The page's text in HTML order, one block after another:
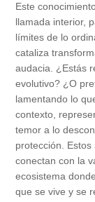
Este
llamada interior,
límites de lo
cataliza
audacia. ¿Estás
evolutivo? ¿O
lamentando lo
contexto,
temor a lo
protección.
conectan con la
ecosistema
que se vive y se